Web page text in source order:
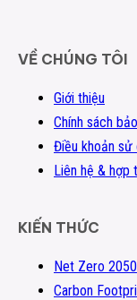
VỀ CHÚNG TÔI
Giới thiệu
Chính sách
Điều khoản sử
Liên hệ & hợp
KIẾN THỨC
Net Zero 2050
Carbon